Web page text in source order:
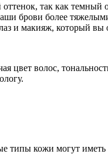
так как темный
брови более
и макияж, который вы
цвет волос,
типы кожи могут